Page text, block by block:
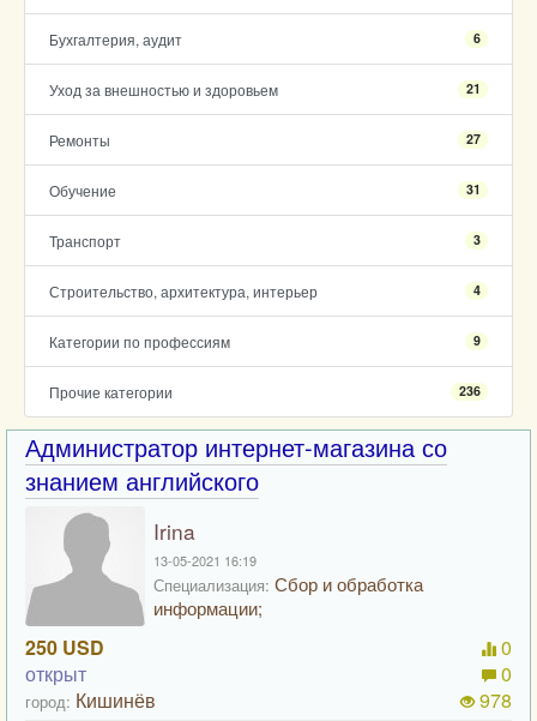
Бухгалтерия, аудит 6
Уход за внешностью и здоровьем 21
Ремонты 27
Обучение 31
Транспорт 3
Строительство, архитектура, интерьер 4
Категории по профессиям 9
Прочие категории 236
Администратор интернет-магазина со
знанием английского
Irina
13-05-2021 16:19
Специализация: Сбор и обработка
информации;
250 USD
открыт
город: Кишинёв
0
0
978